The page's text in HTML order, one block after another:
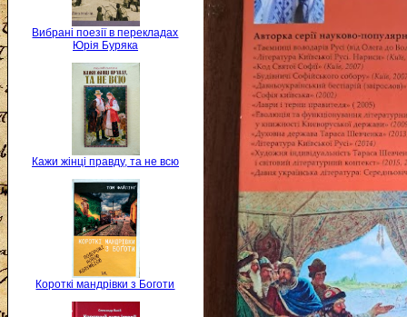
Вибрані поезії в перекладах
Юрія Буряка
Кажи жінці правду, та не всю
Короткі мандрівки з Боготи